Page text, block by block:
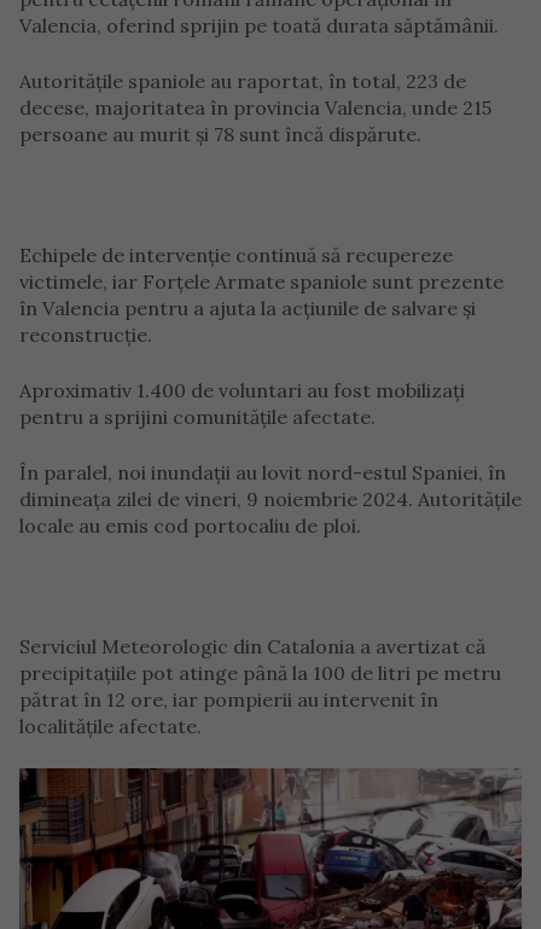
Valencia, oferind sprijin pe toată durata săptămânii.
Autoritățile spaniole au raportat, în total, 223 de
decese, majoritatea în provincia Valencia, unde 215
persoane au murit și 78 sunt încă dispărute.
Echipele de intervenție continuă să recupereze
victimele, iar Forțele Armate spaniole sunt prezente
în Valencia pentru a ajuta la acțiunile de salvare și
reconstrucție.
Aproximativ 1.400 de voluntari au fost mobilizați
pentru a sprijini comunitățile afectate.
În paralel, noi inundații au lovit nord-estul Spaniei, în
dimineața zilei de vineri, 9 noiembrie 2024. Autoritățile
locale au emis cod portocaliu de ploi.
Serviciul Meteorologic din Catalonia a avertizat că
precipitațiile pot atinge până la 100 de litri pe metru
pătrat în 12 ore, iar pompierii au intervenit în
localitățile afectate.